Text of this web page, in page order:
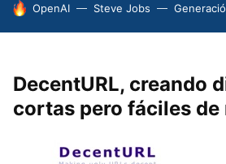
HOY SE HABLA DE
OpenAI Steve Jobs
DecentURL, creando
cortas pero fáciles de